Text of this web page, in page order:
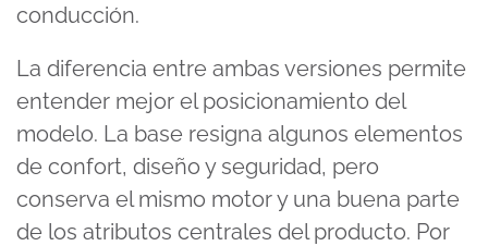
conducción.
La diferencia entre ambas versiones permite
entender mejor el posicionamiento del
modelo. La base resigna algunos elementos
de confort, diseño y seguridad, pero
conserva el mismo motor y una buena parte
de los atributos centrales del producto. Por